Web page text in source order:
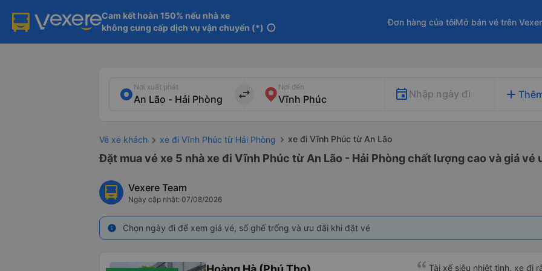
Cam kết hoàn 150% nếu nhà xe
không cung cấp dịch vụ vận chuyển (*) info
Đơn hàng của tôiMở bán vé trên
Nơi xuất phát
import_export
Nơi đến
Nhập ngày đi add
Vé xe khách xe đi Vĩnh Phúc từ Hải Phòng xe đi Vĩnh Phúc từ An Lão
Đặt mua vé xe 5 nhà xe đi Vĩnh Phúc từ An Lão - Hải Phòng chất lượng cao và giá vé
Vexere Team
Ngày cập nhật: 07/08/2026
info Chọn ngày đi để xem giá vé, số ghế trống và ưu đãi khi đặt vé
Tài xế siêu nhiệt tình, xe đi